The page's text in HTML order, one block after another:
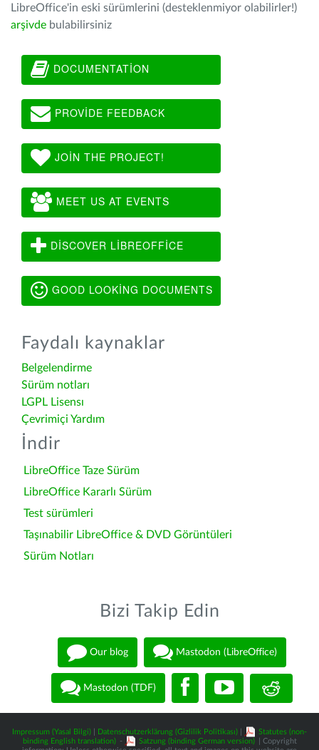
LibreOffice'in eski sürümlerini (desteklenmiyor olabilirler!)
arşivde bulabilirsiniz
DOCUMENTATION
PROVIDE FEEDBACK
JOIN THE PROJECT!
MEET US AT EVENTS
DISCOVER LIBREOFFICE
GOOD LOOKING DOCUMENTS
Faydalı kaynaklar
Belgelendirme
Sürüm notları
LGPL Lisensı
Çevrimiçi Yardım
İndir
LibreOffice Taze Sürüm
LibreOffice Kararlı Sürüm
Test sürümleri
Taşınabilir LibreOffice & DVD Görüntüleri
Sürüm Notları
Bizi Takip Edin
Our blog Mastodon (LibreOffice)
Mastodon (TDF)
Impressum (Yasal Bilgi) Datenschutzerklärung (Gizlilik Politikası)
Statutes (non-
binding English translation) - Satzung (binding German version)
| Copyright